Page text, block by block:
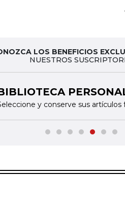
LOS BENEFICIOS
NUESTROS
y conserve sus artículos